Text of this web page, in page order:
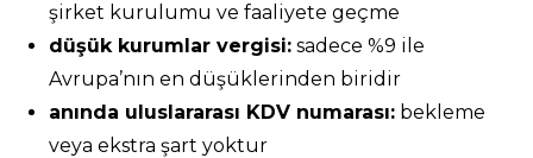
şirket kurulumu ve faaliyete geçme
düşük kurumlar vergisi: sadece %9 ile
Avrupa’nın en düşüklerinden biridir
anında uluslararası KDV numarası: bekleme
veya ekstra şart yoktur